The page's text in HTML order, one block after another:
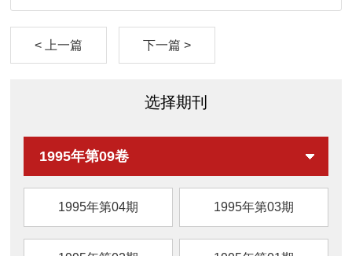
< 上一篇 下一篇 >
选择期刊
1995年第09卷
1995年第04期 1995年第03期